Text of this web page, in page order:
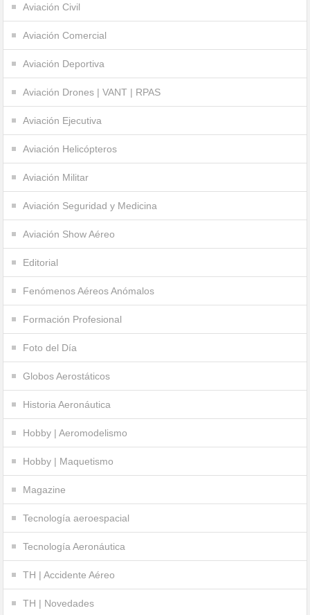
Aviación Civil
Aviación Comercial
Aviación Deportiva
Aviación Drones | VANT | RPAS
Aviación Ejecutiva
Aviación Helicópteros
Aviación Militar
Aviación Seguridad y Medicina
Aviación Show Aéreo
Editorial
Fenómenos Aéreos Anómalos
Formación Profesional
Foto del Día
Globos Aerostáticos
Historia Aeronáutica
Hobby | Aeromodelismo
Hobby | Maquetismo
Magazine
Tecnología aeroespacial
Tecnología Aeronáutica
TH | Accidente Aéreo
TH | Novedades